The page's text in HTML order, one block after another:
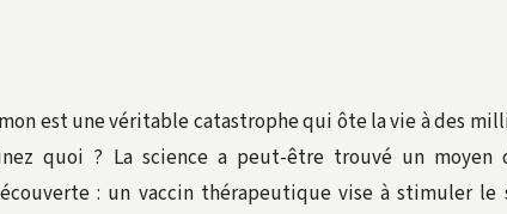
est une véritable catastrophe qui ôte la vie à des
quoi ? La science a peut-être trouvé un
: un vaccin thérapeutique vise à stimuler